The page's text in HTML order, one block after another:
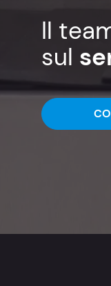
Il
sul